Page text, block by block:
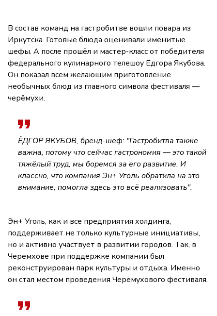
В состав команд на гастробитве вошли повара из
Иркутска. Готовые блюда оценивали именитые
шефы. А после прошёл и мастер-класс от победителя
федерального кулинарного телешоу Ёдгора Якубова.
Он показал всем желающим приготовление
необычных блюд из главного символа фестиваля —
черёмухи.
ЁДГОР ЯКУБОВ, бренд-шеф: "Гастробитва также
важна, потому что сейчас гастрономия — это такой
тяжёлый труд, мы боремся за его развитие. И
классно, что компания Эн+ Уголь обратила на это
внимание, помогла здесь это всё реализовать".
Эн+ Уголь, как и все предприятия холдинга,
поддерживает не только культурные инициативы,
но и активно участвует в развитии городов. Так, в
Черемхове при поддержке компании был
реконструирован парк культуры и отдыха. Именно
он стал местом проведения Черёмухового фестиваля.